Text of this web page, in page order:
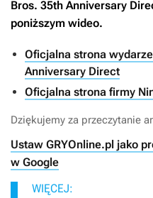
Bros. 35th Anniversary
poniższym wideo.
Oficjalna strona
Anniversary Direct
Oficjalna strona firmy
Dziękujemy za przeczytanie
Ustaw GRYOnline.pl jako
w Google
WIĘCEJ: